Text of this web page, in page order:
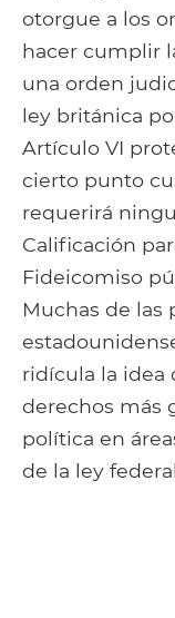
otorgue a los
hacer cumplir
una orden
ley británica
Artículo VI
cierto punto
requerirá
Calificación
Fideicomiso
Muchas de las
ridícula la idea
derechos más
política en
de la ley